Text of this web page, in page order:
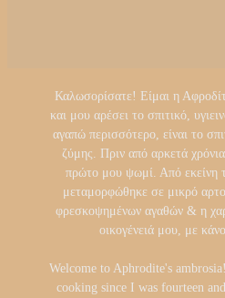
Καλωσορίσατε! Είμαι η
και μου αρέσει το σπιτικό,
αγαπώ περισσότερο, είναι το
ζύμης. Πριν από αρκετά
πρώτο μου ψωμί. Από εκείνη
μεταμορφώθηκε σε μικρό
φρεσκοψημένων αγαθών & η
οικογένειά μου, με
Welcome to Aphrodite's
cooking since I was fourteen